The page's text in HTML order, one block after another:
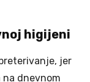
higijeni
jer
dnevnom